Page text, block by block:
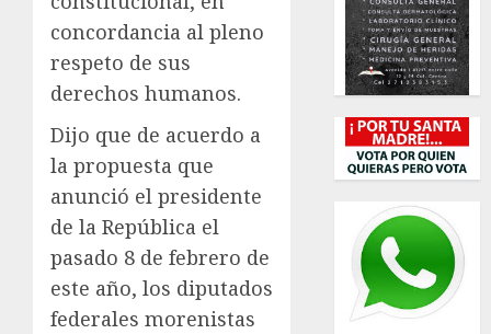
concordancia al pleno
respeto de sus
derechos humanos.
Dijo que de acuerdo a
la propuesta que
anunció el presidente
de la República el
pasado 8 de febrero de
este año, los diputados
federales morenistas